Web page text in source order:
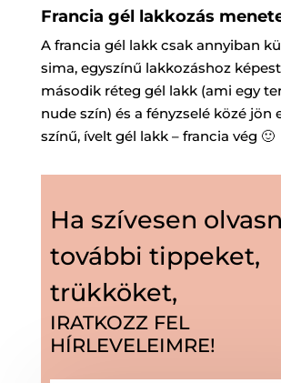
Francia gél lakkozás
A francia gél lakk csak annyiban
sima, egyszínű lakkozáshoz
második réteg gél lakk (ami egy
nude szín) és a fényzselé közé jön
színű, ívelt gél lakk – francia vég 🙂
Ha szívesen
további tippeket,
trükköket,
IRATKOZZ FEL
HÍRLEVELEIMRE!